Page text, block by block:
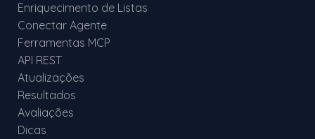
Enriquecimento de Listas
Conectar Agente
Ferramentas MCP
API REST
Atualizações
Resultados
Avaliações
Dicas